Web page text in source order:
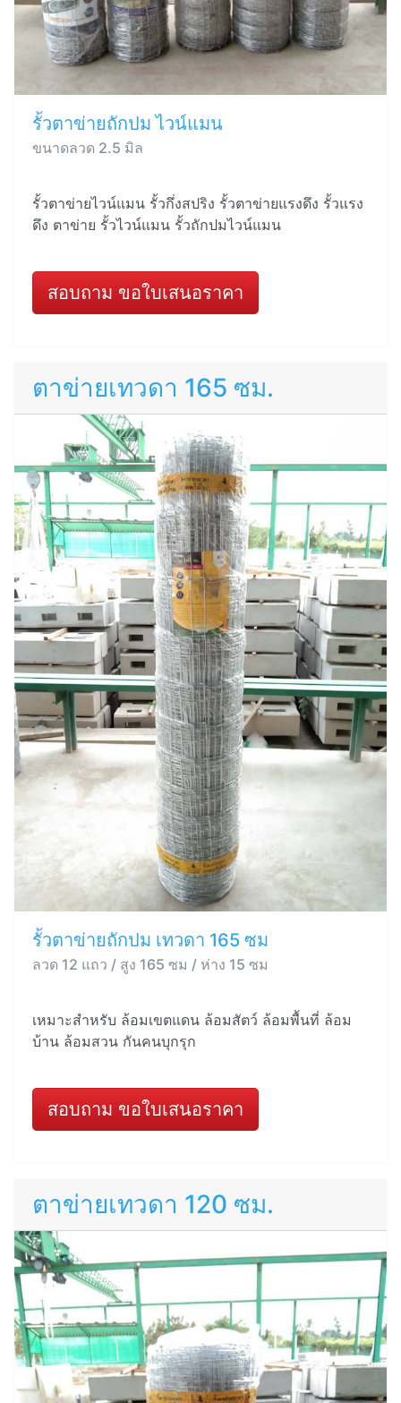
รั้วตาข่ายถักปม ไวน์แมน
ขนาดลวด 2.5 มิล
รั้วตาข่ายไวน์แมน รั้วกึ่งสปริง รั้วตาข่ายแรงดึง รั้วแรง
ดึง ตาข่าย รั้วไวน์แมน รั้วถักปมไวน์แมน
สอบถาม ขอใบเสนอราคา
ตาข่ายเทวดา 165 ซม.
รั้วตาข่ายถักปม เทวดา 165 ซม
ลวด 12 แถว / สูง 165 ซม / ห่าง 15 ซม
เหมาะสำหรับ ล้อมเขตแดน ล้อมสัตว์ ล้อมพื้นที่ ล้อม
บ้าน ล้อมสวน กันคนบุกรุก
สอบถาม ขอใบเสนอราคา
ตาข่ายเทวดา 120 ซม.